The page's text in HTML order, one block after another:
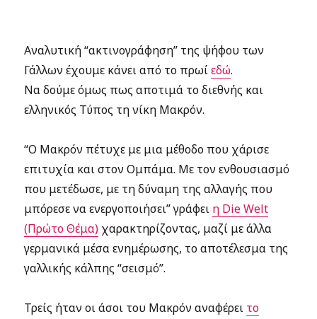
Αναλυτική “ακτινογράφηση” της ψήφου των
Γάλλων έχουμε κάνει από το πρωίεδώ.
Να δούμε όμως πως αποτιμά το διεθνής και
ελληνικός Τύπος τη νίκη Μακρόν.
“Ο Μακρόν πέτυχε με μια μέθοδο που χάρισε
επιτυχία και στον Ομπάμα. Με τον ενθουσιασμό
που μετέδωσε, με τη δύναμη της αλλαγής που
μπόρεσε να ενεργοποιήσει” γράφει η Die Welt
(Πρώτο Θέμα) χαρακτηρίζοντας, μαζί με άλλα
γερμανικά μέσα ενημέρωσης, το αποτέλεσμα της
γαλλικής κάλπης “σεισμό”.
Τρείς ήταν οι άσοι του Μακρόν αναφέρει το